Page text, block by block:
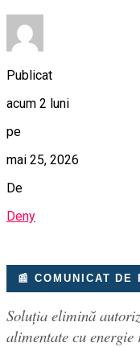
Publicat
acum 2 luni
pe
mai 25, 2026
De
Deny
📰 COMUNICAT DE
Soluția elimină
alimentate cu energie